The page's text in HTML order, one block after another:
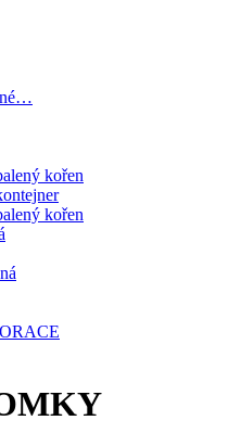
kořen
kořen